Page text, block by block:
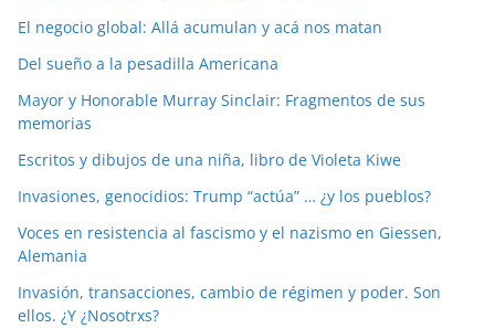
El negocio global: Allá acumulan y acá nos matan
Del sueño a la pesadilla Americana
Mayor y Honorable Murray Sinclair: Fragmentos de sus
memorias
Escritos y dibujos de una niña, libro de Violeta Kiwe
Invasiones, genocidios: Trump “actúa” … ¿y los pueblos?
Voces en resistencia al fascismo y el nazismo en Giessen,
Alemania
Invasión, transacciones, cambio de régimen y poder. Son
ellos. ¿Y ¿Nosotrxs?